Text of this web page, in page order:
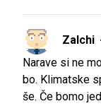
Zalchi
Narave si ne
bo. Klimatske
še. Če bomo